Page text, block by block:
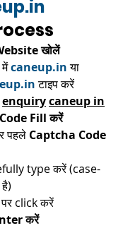
खोलें
caneup.in या
टाइप करें
enquirycaneup in
Fill करें
पहले Captcha Code
type करें (case-
click करें​
करें